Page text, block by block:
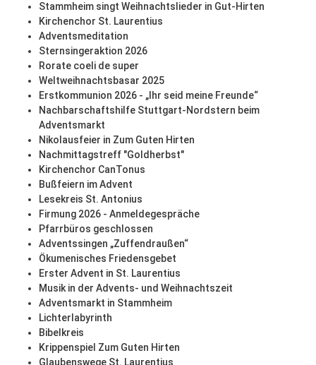
Stammheim singt Weihnachtslieder in Gut-Hirten
Kirchenchor St. Laurentius
Adventsmeditation
Sternsingeraktion 2026
Rorate coeli de super
Weltweihnachtsbasar 2025
Erstkommunion 2026 - „Ihr seid meine Freunde“
Nachbarschaftshilfe Stuttgart-Nordstern beim
Adventsmarkt
Nikolausfeier in Zum Guten Hirten
Nachmittagstreff "Goldherbst"
Kirchenchor CanTonus
Bußfeiern im Advent
Lesekreis St. Antonius
Firmung 2026 - Anmeldegespräche
Pfarrbüros geschlossen
Adventssingen „Zuffendraußen“
Ökumenisches Friedensgebet
Erster Advent in St. Laurentius
Musik in der Advents- und Weihnachtszeit
Adventsmarkt in Stammheim
Lichterlabyrinth
Bibelkreis
Krippenspiel Zum Guten Hirten
Glaubenswege St. Laurentius